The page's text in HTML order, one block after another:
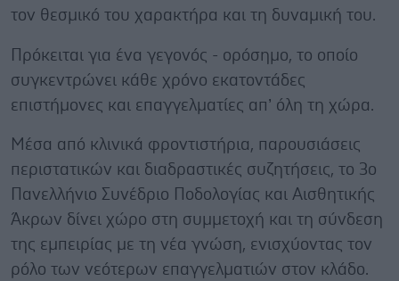
τον θεσμικό του χαρακτήρα και τη δυναμική του.
Πρόκειται για ένα γεγονός - ορόσημο, το οποίο
συγκεντρώνει κάθε χρόνο εκατοντάδες
επιστήμονες και επαγγελματίες απ’ όλη τη χώρα.
Μέσα από κλινικά φροντιστήρια, παρουσιάσεις
περιστατικών και διαδραστικές συζητήσεις, το 3ο
Πανελλήνιο Συνέδριο Ποδολογίας και Αισθητικής
Άκρων δίνει χώρο στη συμμετοχή και τη σύνδεση
της εμπειρίας με τη νέα γνώση, ενισχύοντας τον
ρόλο των νεότερων επαγγελματιών στον κλάδο.